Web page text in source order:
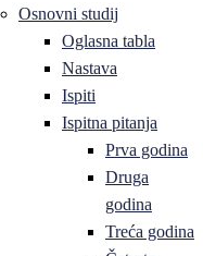
Osnovni studij
Oglasna tabla
Nastava
Ispiti
Ispitna pitanja
Prva godina
Druga
godina
Treća godina